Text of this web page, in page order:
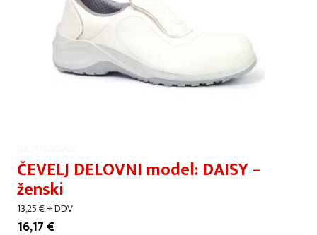
ČEVELJ DELOVNI model: DAISY –
ženski
13,25€+ DDV
16,17 €